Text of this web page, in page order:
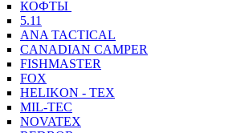
КОФТЫ
5.11
ANA TACTICAL
CANADIAN CAMPER
FISHMASTER
FOX
HELIKON - TEX
MIL-TEC
NOVATEX